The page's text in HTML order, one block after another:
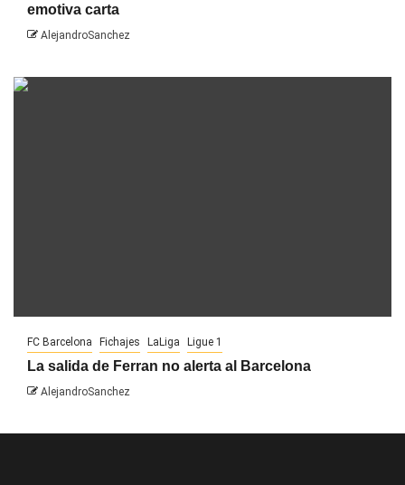
emotiva carta
AlejandroSanchez
FC Barcelona Fichajes LaLiga Ligue 1
La salida de Ferran no alerta al Barcelona
AlejandroSanchez